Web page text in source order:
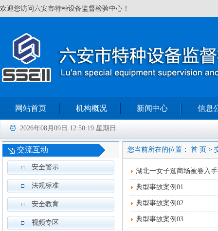
欢迎您访问六安市特种设备监督检验中心！
网站首页 机构概况 新闻中心 信息
2026年08月09日 12:50:20 星期日
交流互动
安全警示
法规标准
安全教育
视频专区
您当前所在的位置： 首 页 >
湖北一女子逛商场被卷入
典型事故案例01
典型事故案例02
典型事故案例03